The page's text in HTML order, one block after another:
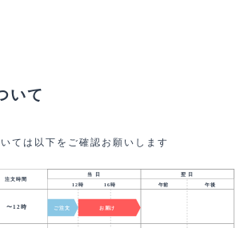
いて
ては以下をご確認お願いします